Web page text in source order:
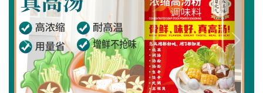
Previous Next